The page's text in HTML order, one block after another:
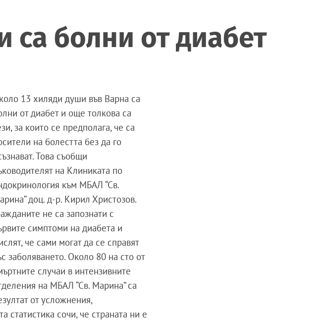
са болни от диабет
13 хиляди души във Варна са
от диабет и още толкова са
за които се предполага, че са
на болестта без да го
Това съобщи
на Клиниката по
към МБАЛ “Св.
доц. д-р. Кирил Христозов.
не са запознати с
симптоми на диабета и
че сами могат да се справят
заболяването. Около 80 на сто от
случаи в интензивните
на МБАЛ “Св. Марина” са
от усложнения,
статистика сочи, че страната ни е